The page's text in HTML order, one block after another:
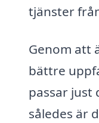
tjänster
Genom att
bättre
passar just
således är